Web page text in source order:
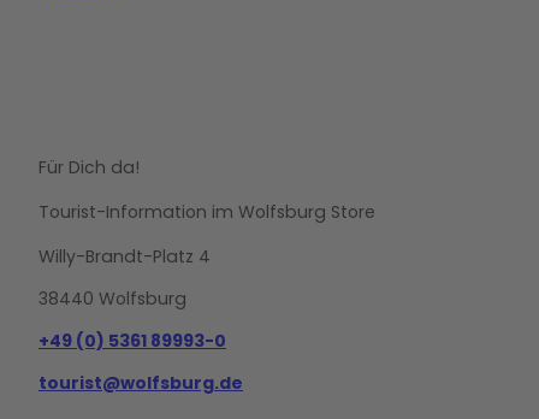
Für Dich da!
Tourist-Information im Wolfsburg Store
Willy-Brandt-Platz 4
38440 Wolfsburg
+49 (0) 5361 89993-0
tourist@wolfsburg.de